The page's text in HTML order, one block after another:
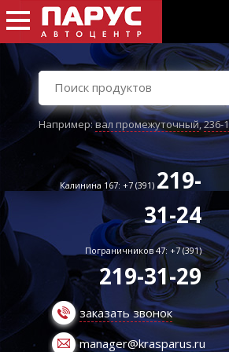
Например:вал промежуточный,236-
Калинина 167: +7 (391) 219-
31-24
Пограничников 47: +7 (391)
219-31-29
заказать звонок
manager@krasparus.ru